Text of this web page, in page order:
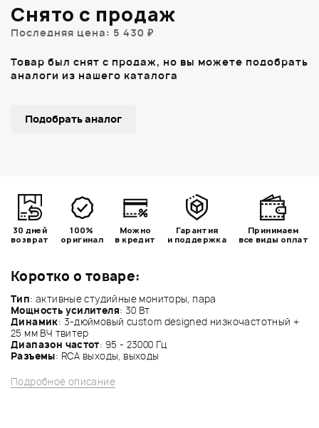
Коротко о товаре:
Тип: активные студийные мониторы, пара
Мощность усилителя: 30 Вт
Динамик: 3-дюймовый custom designed низкочастотный +
25 мм ВЧ твитер
Диапазон частот: 95 - 23000 Гц
Разъемы: RCA выходы, выходы
Подробное описание
Снято с продаж
Последняя цена: 5 430 ₽
Товар был снят с продаж, но вы можете подобрать
аналоги из нашего каталога
Подобрать аналог
30 дней
возврат
100%
оригинал
Можно
в кредит
Гарантия
и поддержка
Принимаем
все виды оплат